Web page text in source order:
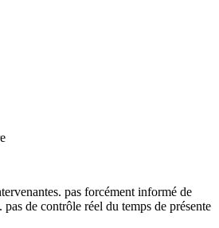
pas forcément informé de
de contrôle réel du temps de présente